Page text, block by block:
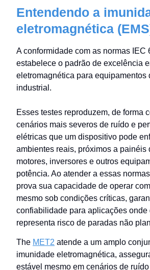
Entendendo a
eletromagnética
A conformidade com as normas IEC
estabelece o padrão de excelência
eletromagnética para equipamentos
industrial.
Esses testes reproduzem, de forma
cenários mais severos de ruído e
elétricas que um dispositivo pode
ambientes reais, próximos a painéis
motores, inversores e outros
potência. Ao atender a essas
prova sua capacidade de operar
mesmo sob condições críticas,
confiabilidade para aplicações onde
representa risco de paradas não
The MET2 atende a um amplo
imunidade eletromagnética,
estável mesmo em cenários de